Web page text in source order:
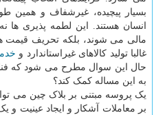
بسیار پیچیده، غیرشفاف و همین
انسان هستند. این لطمه پذیری ها
مالی می شوند، بلکه تحریف قیمت
غالبا تولید کالاهای غیراستاندارد و
حال این سوال مطرح می شود که
به این مساله کمک کند؟
یک پروسه مبتنی بر بلاک چین می
بر معاملات آشکار و ایجاد عینیت و